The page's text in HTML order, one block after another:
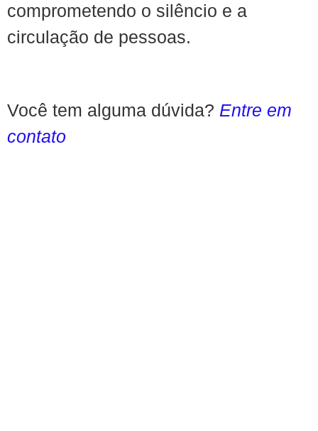
comprometendo o silêncio e a
circulação de pessoas.
Você tem alguma dúvida? Entre em
contato